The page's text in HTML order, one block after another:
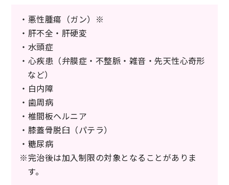
・悪性腫瘍（ガン）※
・肝不全・肝硬変
・水頭症
・心疾患（弁膜症・不整脈・雑音・先天性心奇形
など）
・白内障
・歯周病
・椎間板ヘルニア
・膝蓋骨脱臼（パテラ）
・糖尿病
※完治後は加入制限の対象となることがありま
す。